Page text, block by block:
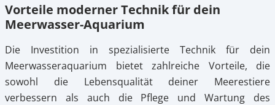
Vorteile moderner Technik für dein
Meerwasser-Aquarium
Die Investition in spezialisierte Technik für dein
Meerwasseraquarium bietet zahlreiche Vorteile, die
sowohl die Lebensqualität deiner Meerestiere
verbessern als auch die Pflege und Wartung des